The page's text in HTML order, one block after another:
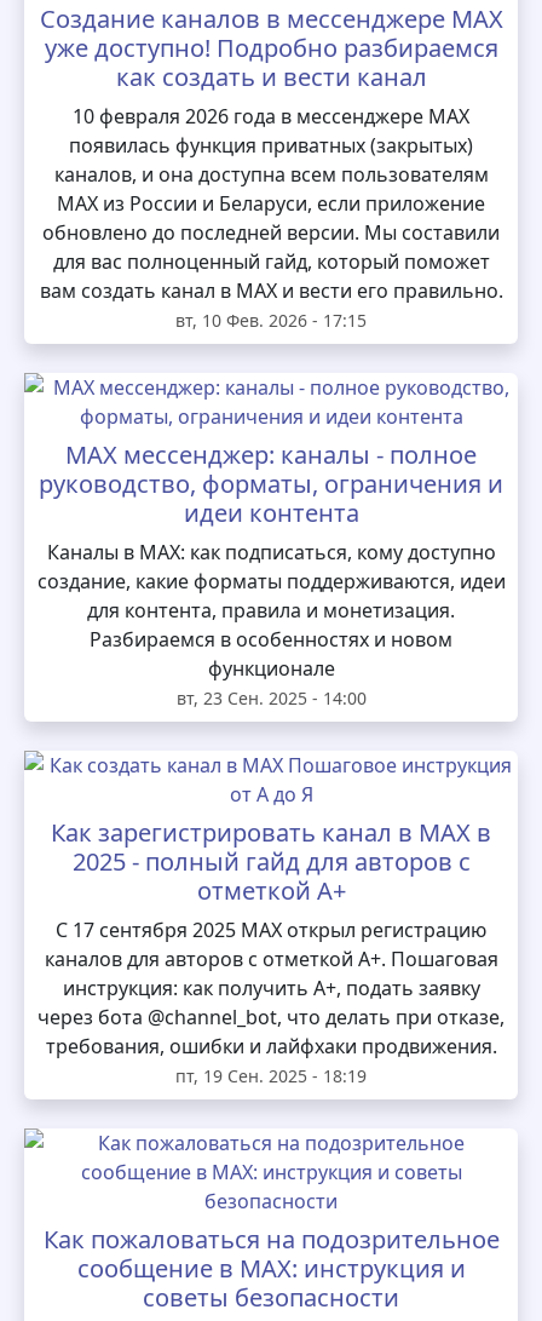
Создание каналов в мессенджере MAX
уже доступно! Подробно разбираемся
как создать и вести канал
10 февраля 2026 года в мессенджере MAX
появилась функция приватных (закрытых)
каналов, и она доступна всем пользователям
MAX из России и Беларуси, если приложение
обновлено до последней версии. Мы составили
для вас полноценный гайд, который поможет
вам создать канал в MAX и вести его правильно.
вт, 10 Фев. 2026 - 17:15
MAX мессенджер: каналы - полное
руководство, форматы, ограничения и
идеи контента
Каналы в MAX: как подписаться, кому доступно
создание, какие форматы поддерживаются, идеи
для контента, правила и монетизация.
Разбираемся в особенностях и новом
функционале
вт, 23 Сен. 2025 - 14:00
Как зарегистрировать канал в MAX в
2025 - полный гайд для авторов с
отметкой А+
С 17 сентября 2025 MAX открыл регистрацию
каналов для авторов с отметкой А+. Пошаговая
инструкция: как получить А+, подать заявку
через бота @channel_bot, что делать при отказе,
требования, ошибки и лайфхаки продвижения.
пт, 19 Сен. 2025 - 18:19
Как пожаловаться на подозрительное
сообщение в MAX: инструкция и
советы безопасности